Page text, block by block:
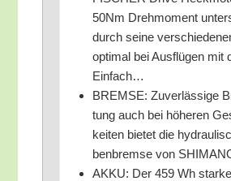
50Nm Dreh­mo­ment
durch sei­ne
opti­mal bei Aus­flü­gen mit
Einfach…
BREMSE: Zuver­läs­si­ge
tung auch bei höhe­ren
kei­ten bie­tet die
ben­brem­se von
AKKU: Der 459 Wh